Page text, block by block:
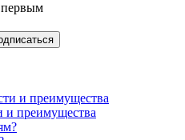
первым
и преимущества